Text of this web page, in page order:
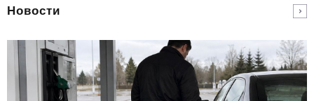
Новости